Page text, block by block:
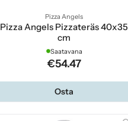
Pizza Angels
Pizza Angels Pizzateräs 40x35
cm
Saatavana
€54.47
Osta